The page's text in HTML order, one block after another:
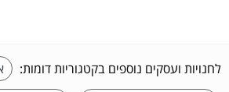
לחנויות ועסקים נוספים בקטגוריות דומות: